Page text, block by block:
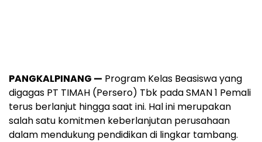
PANGKALPINANG — Program Kelas Beasiswa yang
digagas PT TIMAH (Persero) Tbk pada SMAN 1 Pemali
terus berlanjut hingga saat ini. Hal ini merupakan
salah satu komitmen keberlanjutan perusahaan
dalam mendukung pendidikan di lingkar tambang.